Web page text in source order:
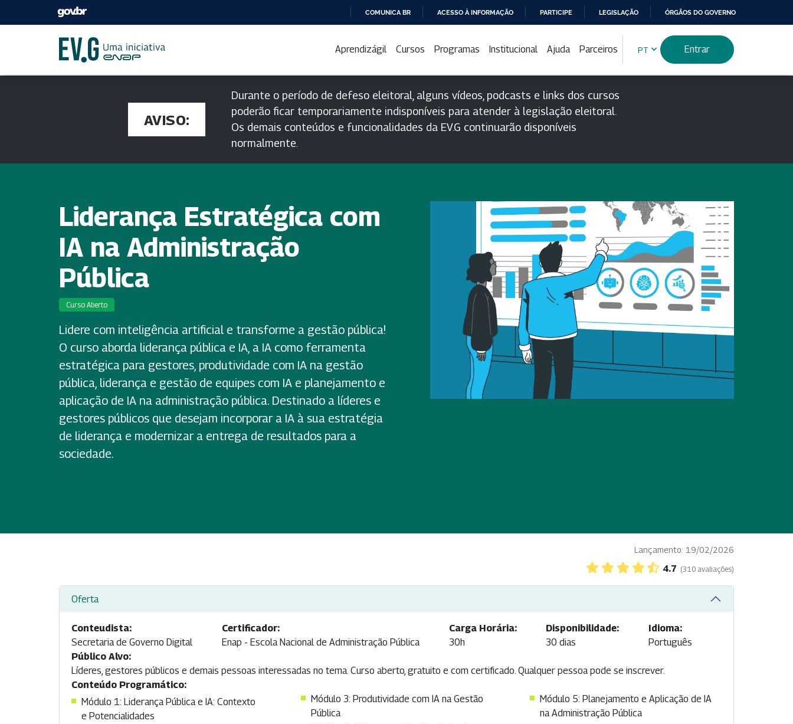
PARA
CONTEÚDO
COMUNICA BR ACESSO À INFORMAÇÃO PARTICIPE LEGISLAÇÃO ÓRGÃOS DO GOVERNO
Aprendizágil Cursos Programas Institucional Ajuda Parceiros PT Entrar
AVISO:
Durante o período de defeso eleitoral, alguns vídeos, podcasts e links dos cursos
poderão ficar temporariamente indisponíveis para atender à legislação eleitoral.
Os demais conteúdos e funcionalidades da EV.G continuarão disponíveis
normalmente.
Liderança Estratégica com
IA na Administração
Pública
Curso Aberto
Lidere com inteligência artificial e transforme a gestão pública!
O curso aborda liderança pública e IA, a IA como ferramenta
estratégica para gestores, produtividade com IA na gestão
pública, liderança e gestão de equipes com IA e planejamento e
aplicação de IA na administração pública. Destinado a líderes e
gestores públicos que desejam incorporar a IA à sua estratégia
de liderança e modernizar a entrega de resultados para a
sociedade.
Lançamento: 19/02/2026
4.7 (310 avaliações)
Oferta
Conteudista:
Secretaria de Governo Digital
Certificador:
Enap - Escola Nacional de Administração Pública
Carga Horária:
30h
Disponibilidade:
30 dias
Idioma:
Português
Público Alvo:
Líderes, gestores públicos e demais pessoas interessadas no tema. Curso aberto, gratuito e com certificado. Qualquer pessoa pode se inscrever.
Conteúdo Programático:
Módulo 1: Liderança Pública e IA: Contexto
e Potencialidades
Módulo 3: Produtividade com IA na Gestão
Pública
Módulo 5: Planejamento e Aplicação de IA
na Administração Pública